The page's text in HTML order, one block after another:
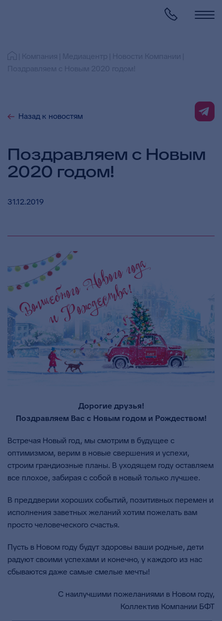
Назад к новостям
Поздравляем с Новым
2020 годом!
31.12.2019
Дорогие друзья!
Поздравляем Вас с Новым годом и Рождеством!
Встречая Новый год, мы смотрим в будущее с
оптимизмом, верим в новые свершения и успехи,
строим грандиозные планы. В уходящем году оставляем
все плохое, забирая с собой в новый только лучшее.
В преддверии хороших событий, позитивных перемен и
исполнения заветных желаний хотим пожелать вам
просто человеческого счастья.
Пусть в Новом году будут здоровы ваши родные, дети
радуют своими успехами и конечно, у каждого из нас
сбываются даже самые смелые мечты!
С наилучшими пожеланиями в Новом году,
Коллектив Компании БФТ